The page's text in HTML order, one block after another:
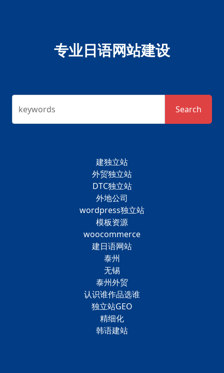
专业日语网站建设
keywords Search
建独立站
外贸独立站
DTC独立站
外地公司
wordpress独立站
模板资源
woocommerce
建日语网站
泰州
无锡
泰州外贸
认识谁作品选谁
独立站GEO
精细化
韩语建站